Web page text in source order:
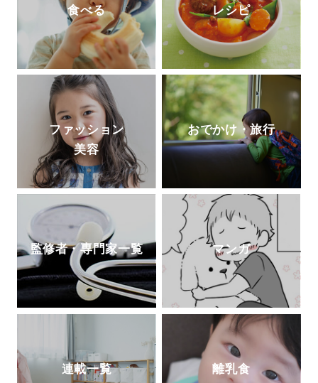
食べる レシピ
ファッション
美容
おでかけ・旅行
監修者・専門家一覧 マンガ
連載一覧 離乳食